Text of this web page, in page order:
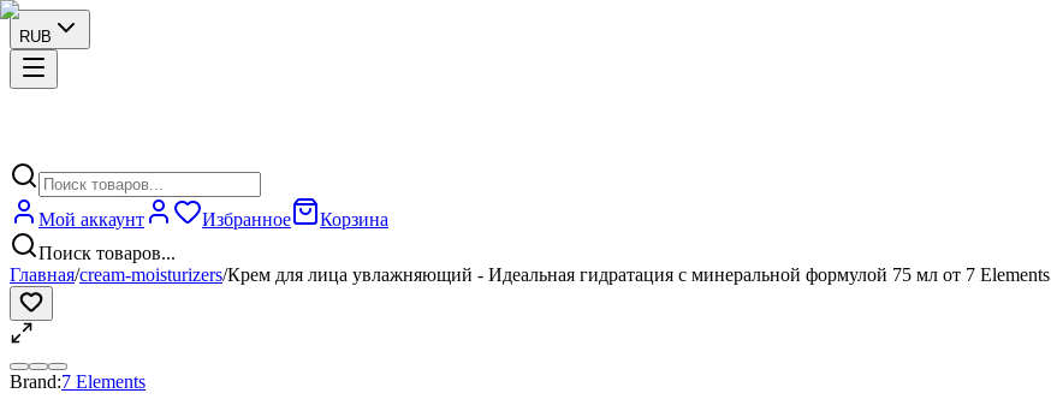
RUB
Мой аккаунт Избранное
Корзина
Поиск товаров...
Главная/cream-moisturizers/Крем для лица увлажняющий - Идеальная гидратация с минеральной формулой 75 мл от 7 Elements
Brand:7 Elements